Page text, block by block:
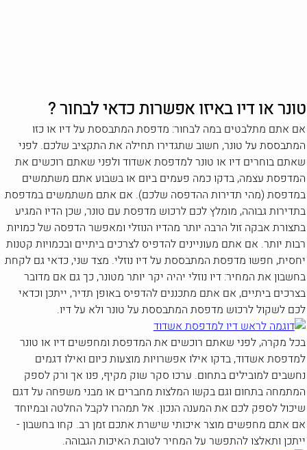
טונר או דיו באיזו אפשרות כדאי לבחור ?
אם אתם מתלבטים במה לבחור: מדפסת המתבססת על דיו או כזו
המתבססת על טונר, חשוב שתגדירו תחילה את התקציב שלכם. לפני
שאתם בוחרים דיו או טונר למדפסת אשדוד ולפני שאתם רוכשים את
המדפסת עצמה, בדקו כמה פעמים ביום או בשבוע אתם משתמשים
במדפסת (מהי תדירות ההדפסה שלכם). אם אתם משתמשים במדפסת
בתדירות גבוהה, מומלץ לכם לרכוש מדפסת עם טונר, שכן הדיו המגיע
בתצורת אבקה זול הרבה יותר מהדיו הנוזלי ומאפשר הדפסה של כמויות
רבות יותר. אם אתם מעוניינים להדפיס לצרכים ביתיים ובכמויות קטנות
יחסית, חפשו מדפסת המתבססת על דיו נוזלי. מצד שני, כדאי גם לקחת
בחשבון את המחיר: דיו נוזלי יהיה יקר יותר מטונר, כך גם אם מדובר
בצרכים ביתיים, אם אתם מתכננים להדפיס באופן תדיר, ייתכן וכדאי
לכם לשקול לרכוש מדפסת המתבססת על טונר ולא על דיו.
בכל מקרה, לפני שאתם רוכשים את המדפסת ומחפשים דיו או טונר
למדפסת אשדוד, בדקו אילו אפשרויות מוצעות כיום ואילו דגמים
נחשבים למובילים בתחום. ערכו סקר שוק מקיף, פנו אך ורק לספק
המתמחה בתחום וגם בקשו המלצות מחברים או מבני משפחה על דגם
שיכול לספק לכם את המענה הנכון. אל תמהרו לקבל החלטה ובמיוחד
אם אתם מחפשים מוצר איכותי שישרת אתכם זמן רב. קחו בחשבון -
ייתכן ותאלצו להתפשר על המחיר לטובת האיכות הגבוהה.